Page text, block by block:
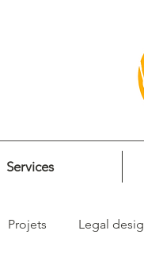
Services
Projets Legal